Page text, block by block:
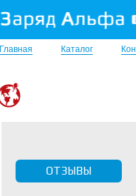
Главная Каталог
ОТЗЫВЫ